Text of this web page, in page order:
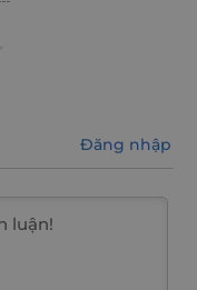
Đăng nhập